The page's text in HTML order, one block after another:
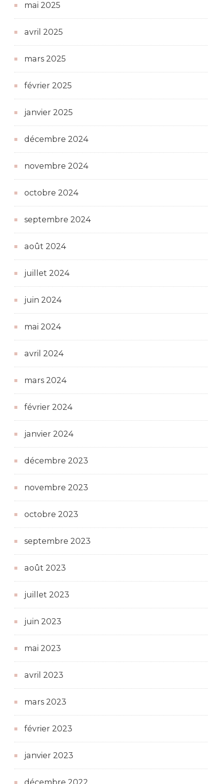
mai 2025
avril 2025
mars 2025
février 2025
janvier 2025
décembre 2024
novembre 2024
octobre 2024
septembre 2024
août 2024
juillet 2024
juin 2024
mai 2024
avril 2024
mars 2024
février 2024
janvier 2024
décembre 2023
novembre 2023
octobre 2023
septembre 2023
août 2023
juillet 2023
juin 2023
mai 2023
avril 2023
mars 2023
février 2023
janvier 2023